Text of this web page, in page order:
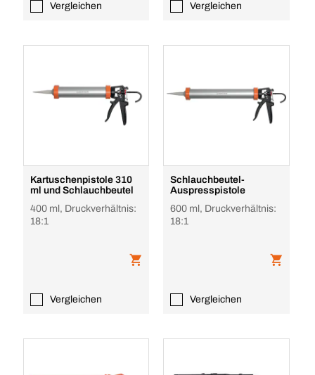
Vergleichen Vergleichen
Kartuschenpistole 310
ml und Schlauchbeutel
400 ml, Druckverhältnis:
18:1
Vergleichen
Schlauchbeutel-
Auspresspistole
600 ml, Druckverhältnis:
18:1
Vergleichen